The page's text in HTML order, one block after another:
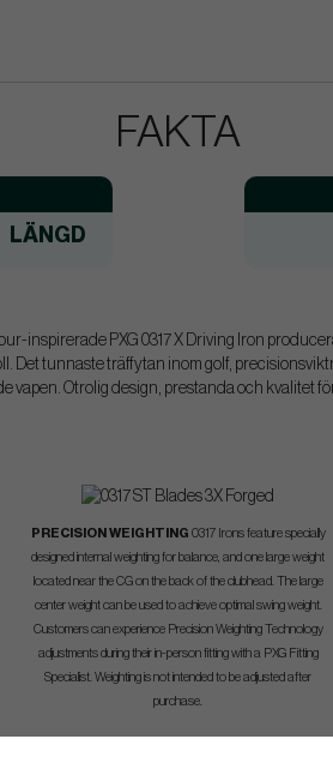
FAKTA
LÄNGD
inspirerade PXG 0317 X Driving Iron
Det tunnaste träffytan inom golf,
vapen. Otrolig design, prestanda och kvalitet
PRECISION WEIGHTING 0317 Irons feature specially
designed internal weighting for balance, and one large weight
located near the CG on the back of the clubhead. The large
center weight can be used to achieve optimal swing weight.
Customers can experience Precision Weighting Technology
adjustments during their in-person fitting with a PXG Fitting
Specialist. Weighting is not intended to be adjusted after
purchase.